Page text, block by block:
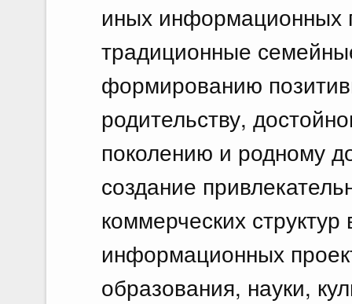
иных информационных
традиционные
формированию
родительству,
поколению и родному
создание
коммерческих
информационных
образования, науки,